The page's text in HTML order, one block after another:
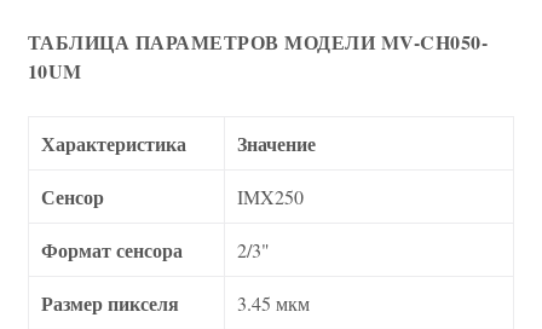
ТАБЛИЦА ПАРАМЕТРОВ МОДЕЛИ MV-CH050-
10UM
Характеристика
Значение
Сенсор
IMX250
Формат сенсора 2/3"
Размер пикселя 3.45 мкм